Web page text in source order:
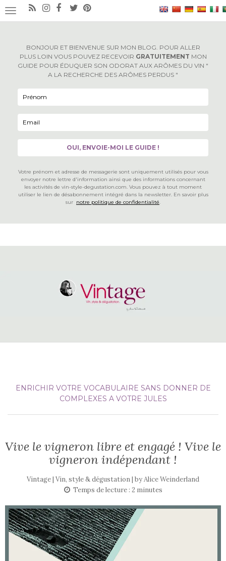
×
BONJOUR ET BIENVENUE SUR MON BLOG. POUR ALLER
PLUS LOIN VOUS POUVEZ RECEVOIR GRATUITEMENT MON
GUIDE POUR ÉDUQUER SON ODORAT AUX ARÔMES DU VIN "
A LA RECHERCHE DES ARÔMES PERDUS "
Votre prénom et adresse de messagerie sont uniquement utilisés pour vous
envoyer notre lettre d'information ainsi que des informations concernant
les activités de vin-style-degustation.com. Vous pouvez à tout moment
utiliser le lien de désabonnement intégré dans la newsletter. En savoir plus
sur notre politique de confidentialité.
OUVRIR/FERMER LA NAVIGATION
ENRICHIR VOTRE VOCABULAIRE SANS DONNER DE
COMPLEXES A VOTRE JULES
Vive le vigneron libre et engagé ! Vive le
vigneron indépendant !
Vintage | Vin, style & dégustation | byAlice Weinderland
Temps de lecture : 2 minutes